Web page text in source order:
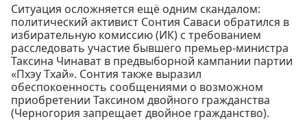
Ситуация осложняется ещё одним скандалом:
политический активист Сонтия Саваси обратился в
избирательную комиссию (ИК) с требованием
расследовать участие бывшего премьер-министра
Таксина Чинават в предвыборной кампании партии
«Пхэу Тхай». Сонтия также выразил
обеспокоенность сообщениями о возможном
приобретении Таксином двойного гражданства
(Черногория запрещает двойное гражданство).